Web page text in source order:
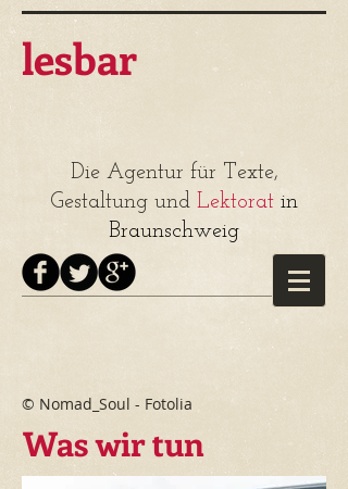
lesbar
Die Agentur für Texte,
Gestaltung und Lektorat in
Braunschweig
© Nomad_Soul - Fotolia
Was wir tun